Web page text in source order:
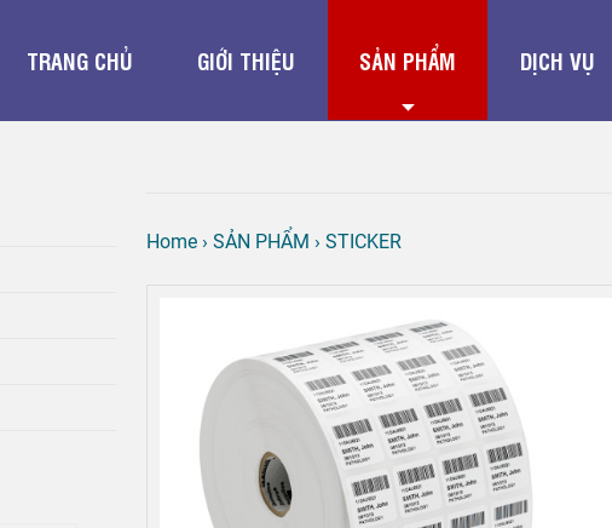
TRANG CHỦ GIỚI THIỆU SẢN PHẨM DỊCH VỤ
Home› SẢN PHẨM › STICKER